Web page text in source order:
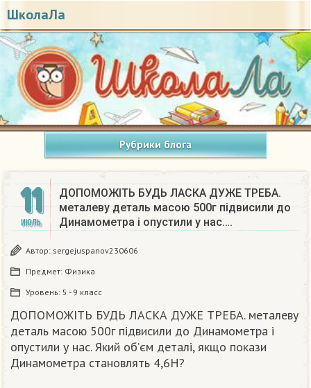
ШколаЛа
Рубрики блога
11
ИЮЛЬ
ДОПОМОЖІТЬ БУДЬ ЛАСКА ДУЖЕ ТРЕБА.
металеву деталь масою 500г підвисили до
Динамометра і опустили у нас….
Автор: sergejuspanov230606
Предмет: Физика
Уровень: 5 - 9 класс
ДОПОМОЖІТЬ БУДЬ ЛАСКА ДУЖЕ ТРЕБА. металеву
деталь масою 500г підвисили до Динамометра і
опустили у нас. Який об’єм деталі, якщо покази
Динамометра становлять 4,6Н? ​